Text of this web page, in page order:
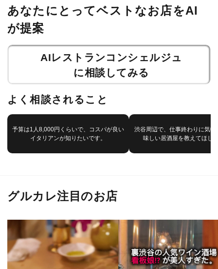
あなたにとってベストなお店をAI
が提案
AIレストランコンシェルジュ
に相談してみる
よく相談されること
予算は1人8,000円くらいで、コスパが良い
イタリアンが知りたいです。
渋谷周辺で、仕事終わりに気軽
味しい居酒屋を教えてほし
グルカレ注目のお店